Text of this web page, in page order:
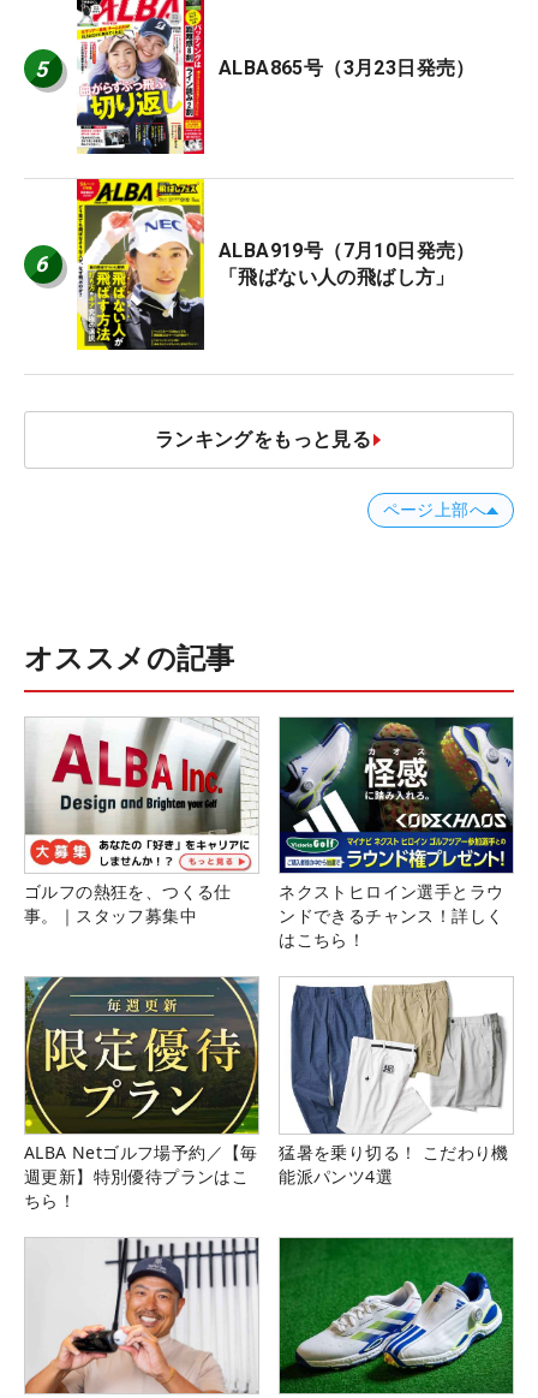
5 ALBA865号（3月23日発売）
6
ALBA919号（7月10日発売）
「飛ばない人の飛ばし方」
ランキングをもっと見る
ページ上部へ
オススメの記事
ゴルフの熱狂を、つくる仕
事。｜スタッフ募集中
ネクストヒロイン選手とラウ
ンドできるチャンス！詳しく
はこちら！
ALBA Netゴルフ場予約／【毎
週更新】特別優待プランはこ
ちら！
猛暑を乗り切る！ こだわり機
能派パンツ4選